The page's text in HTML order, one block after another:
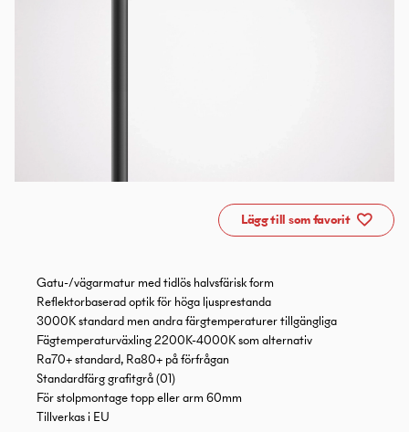
Lägg till som favorit
Gatu-/vägarmatur med tidlös halvsfärisk form
Reflektorbaserad optik för höga ljusprestanda
3000K standard men andra färgtemperaturer tillgängliga
Fägtemperaturväxling 2200K-4000K som alternativ
Ra70+ standard, Ra80+ på förfrågan
Standardfärg grafitgrå (01)
För stolpmontage topp eller arm 60mm
Tillverkas i EU